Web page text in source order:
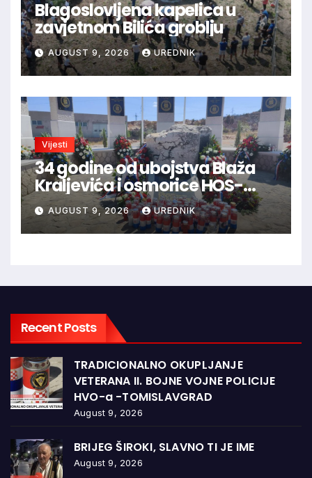
Blagoslovljena kapelica u
zavjetnom Bilića groblju
AUGUST 9, 2026 UREDNIK
Vijesti
34 godine od ubojstva Blaža
Kraljevića i osmorice HOS-
ovaca: Danas najavljen novi
sudski postupak
AUGUST 9, 2026 UREDNIK
Recent Posts
TRADICIONALNO OKUPLJANJE
VETERANA II. BOJNE VOJNE POLICIJE
HVO-a -TOMISLAVGRAD
August 9, 2026
BRIJEG ŠIROKI, SLAVNO TI JE IME
August 9, 2026